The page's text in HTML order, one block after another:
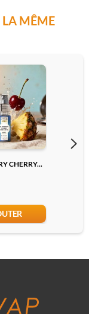
LA MÊME
CHERRY...